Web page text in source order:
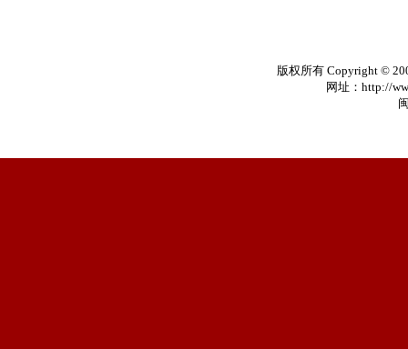
版权所有 Copyright ©
网址：http://